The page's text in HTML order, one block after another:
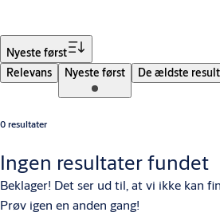
Nyeste først
Relevans
Nyeste først De ældste
0 resultater
Ingen resultater fundet
Beklager! Det ser ud til, at vi ikke kan
Prøv igen en anden gang!